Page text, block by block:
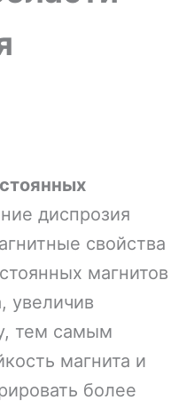
диспрозия
свойства
магнитов
увеличив
тем самым
магнита и
более